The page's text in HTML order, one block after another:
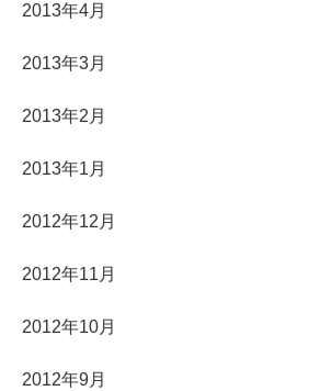
2013年4月
2013年3月
2013年2月
2013年1月
2012年12月
2012年11月
2012年10月
2012年9月